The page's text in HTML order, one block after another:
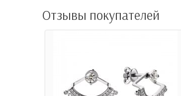
Отзывы покупателей